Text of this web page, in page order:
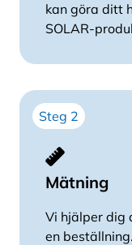
kan göra ditt
SOLAR-
Steg 2
Mätning
Vi hjälper dig
en beställning.